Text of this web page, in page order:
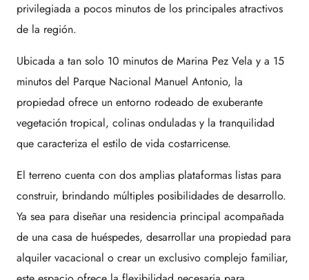
privilegiada a pocos minutos de los principales atractivos
de la región.
Ubicada a tan solo 10 minutos de Marina Pez Vela y a 15
minutos del Parque Nacional Manuel Antonio, la
propiedad ofrece un entorno rodeado de exuberante
vegetación tropical, colinas onduladas y la tranquilidad
que caracteriza el estilo de vida costarricense.
El terreno cuenta con dos amplias plataformas listas para
construir, brindando múltiples posibilidades de desarrollo.
Ya sea para diseñar una residencia principal acompañada
de una casa de huéspedes, desarrollar una propiedad para
alquiler vacacional o crear un exclusivo complejo familiar,